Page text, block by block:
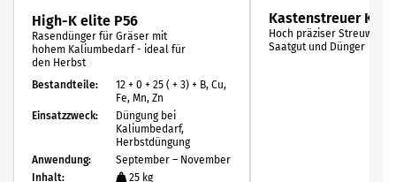
High-K elite P56
Rasendünger für Gräser mit
hohem Kaliumbedarf - ideal für
den Herbst
Bestandteile:
12 + 0 + 25 ( + 3) + B, Cu,
Fe, Mn, Zn
Einsatzzweck:
Düngung bei
Kaliumbedarf,
Herbstdüngung
Anwendung:
September – November
Inhalt:
25 kg
Kastenstreuer K70
Hoch präziser
Saatgut und Dünger